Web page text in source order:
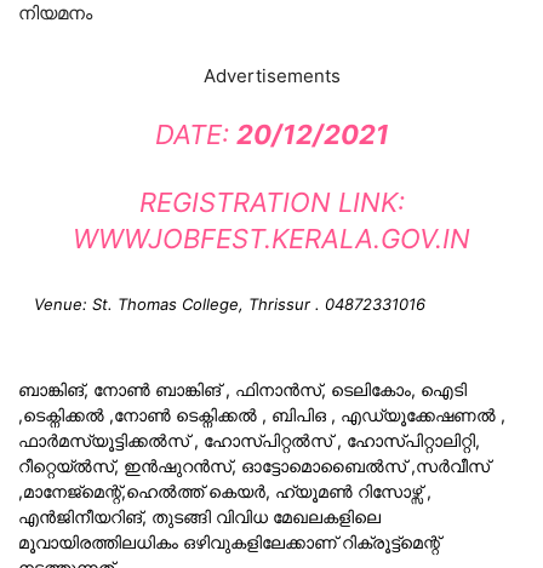
നിയമനം
Advertisements
DATE: 20/12/2021
REGISTRATION LINK:
WWWJOBFEST.KERALA.GOV.IN
Venue: St. Thomas College, Thrissur . 04872331016
ബാങ്കിങ്, നോൺ ബാങ്കിങ് , ഫിനാൻസ്, ടെലികോം, ഐടി
,ടെക്നിക്കൽ ,നോൺ ടെക്നിക്കൽ , ബിപിഒ , എഡ്യൂക്കേഷണൽ ,
ഫാർമസ്യൂട്ടിക്കൽസ് , ഹോസ്പിറ്റൽസ് , ഹോസ്പിറ്റാലിറ്റി,
റീറ്റെയ്ൽസ്, ഇൻഷുറൻസ്, ഓട്ടോമൊബൈൽസ് ,സർവീസ്
,മാനേജ്മെന്റ്,ഹെൽത്ത് കെയർ, ഹ്യൂമൺ റിസോഴ്സ് ,
എൻജിനീയറിങ്, തുടങ്ങി വിവിധ മേഖലകളിലെ
മൂവായിരത്തിലധികം ഒഴിവുകളിലേക്കാണ് റിക്രൂട്ട്മെന്റ്